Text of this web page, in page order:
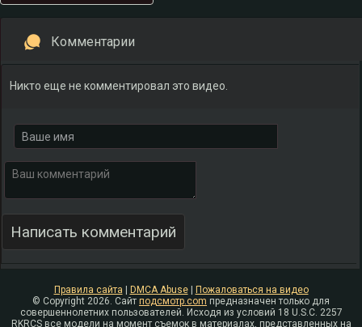
Комментарии
Никто еще не комментировал это видео.
Правила сайта DMCA Abuse|
Пожаловаться на видео
© Copyright 2026. Сайт подсмотр.com предназначен только для
совершеннолетних пользователей. Исходя из условий 18 U.S.C. 2257
RKRCS все модели на момент съемок в материалах, представленных на